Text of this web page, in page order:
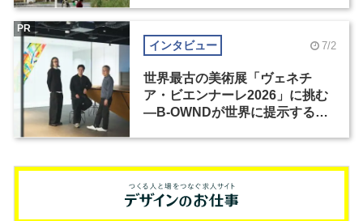
インタビュー 7/2
世界最古の美術展「ヴェネチ
ア・ビエンナーレ2026」に挑む
―B-OWNDが世界に提示する美
PR